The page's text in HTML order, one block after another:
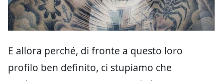
E allora perché, di fronte a questo loro
profilo ben definito, ci stupiamo che